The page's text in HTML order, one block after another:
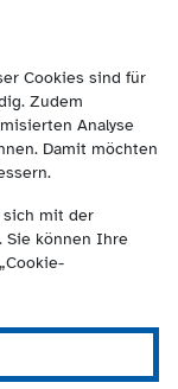
Cookies sind für
Zudem
Analyse
Damit möchten
sich mit der
Sie können Ihre